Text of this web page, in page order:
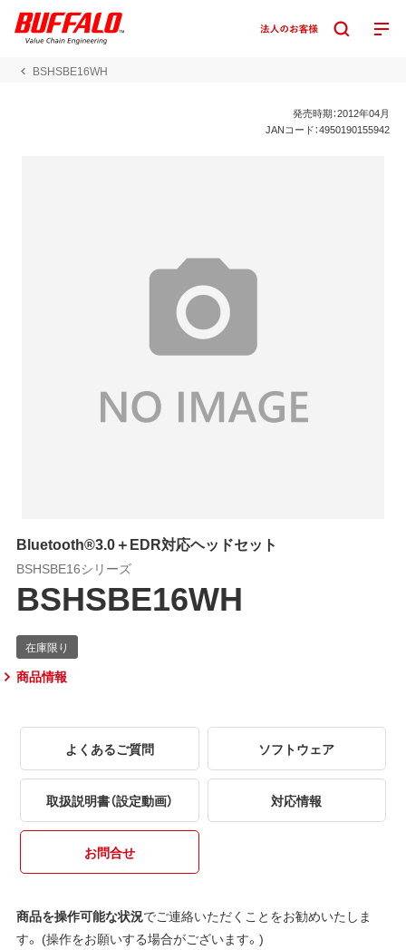
BSHSBE16WH
発売時期：2012年04月
JANコード：4950190155942
Bluetooth®3.0＋EDR対応ヘッドセット
BSHSBE16シリーズ
BSHSBE16WH
商品情報
よくあるご質問 ソフトウェア
取扱説明書（設定動画） 対応情報
お問合せ
商品を操作可能な状況でご連絡いただくことをお勧めいたしま
す。 (操作をお願いする場合がございます。)